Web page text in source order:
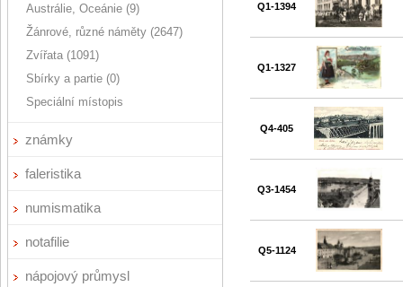
Austrálie, Oceánie (9)
Žánrové, různé náměty (2647)
Zvířata (1091)
Sbírky a partie (0)
Speciální místopis
známky
faleristika
numismatika
notafilie
nápojový průmysl
Q1-1394
Q1-1327
Q4-405
Q3-1454
Q5-1124